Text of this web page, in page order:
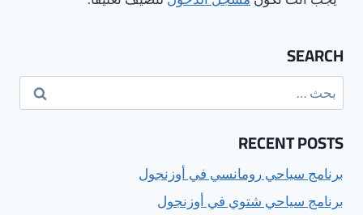
SEARCH
البحث
عن:
RECENT POSTS
برنامج سياحي رومانسي في أوزنجول
برنامج سياحي شتوي في أوزنجول